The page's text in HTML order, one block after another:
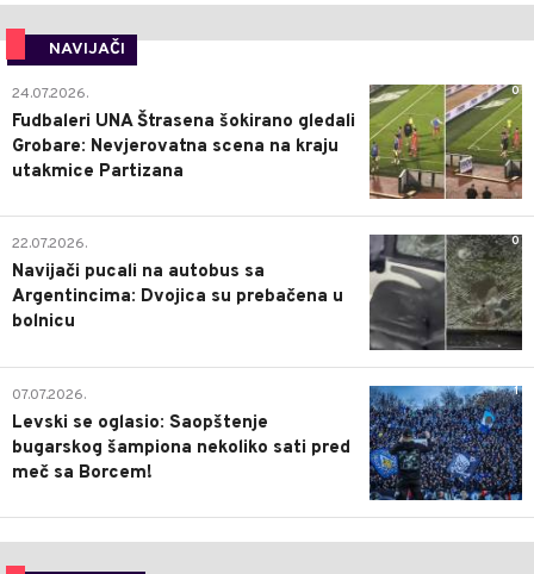
NAVIJAČI
0
24.07.2026.
Fudbaleri UNA Štrasena šokirano gledali
Grobare: Nevjerovatna scena na kraju
utakmice Partizana
0
22.07.2026.
Navijači pucali na autobus sa
Argentincima: Dvojica su prebačena u
bolnicu
1
07.07.2026.
Levski se oglasio: Saopštenje
bugarskog šampiona nekoliko sati pred
meč sa Borcem!